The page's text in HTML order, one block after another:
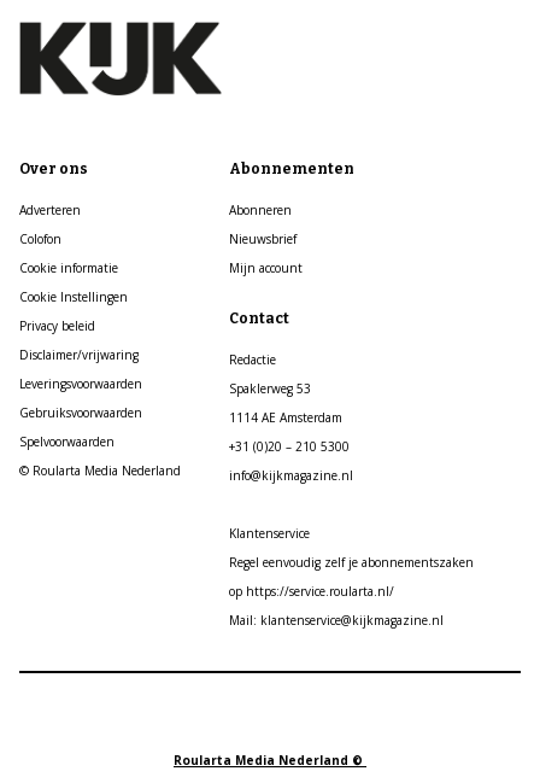
Over ons
Adverteren
Colofon
Cookie informatie
Cookie Instellingen
Privacy beleid
Disclaimer/vrijwaring
Leveringsvoorwaarden
Gebruiksvoorwaarden
Spelvoorwaarden
© Roularta Media Nederland
Abonnementen
Abonneren
Nieuwsbrief
Mijn account
Contact
Redactie
Spaklerweg 53
1114 AE Amsterdam
+31 (0)20 – 210 5300
info@kijkmagazine.nl
Klantenservice
Regel eenvoudig zelf je abonnementszaken
op https://service.roularta.nl/
Mail: klantenservice@kijkmagazine.nl
Roularta Media Nederland ©